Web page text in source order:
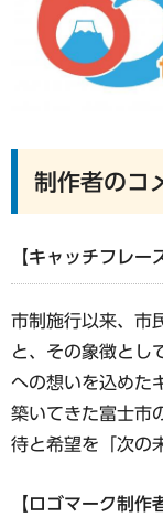
制作者のコ
【キャッチフレー
市制施行以来、市
と、その象徴とし
への想いを込めた
築いてきた富士市
待と希望を「次の
【ロゴマーク制作